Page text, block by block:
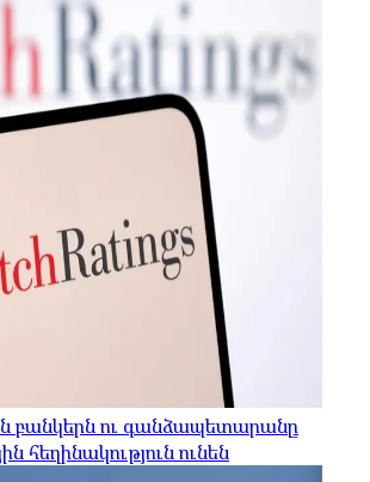
բանկերն ու գանձապետարանը
հեղինակություն ունեն